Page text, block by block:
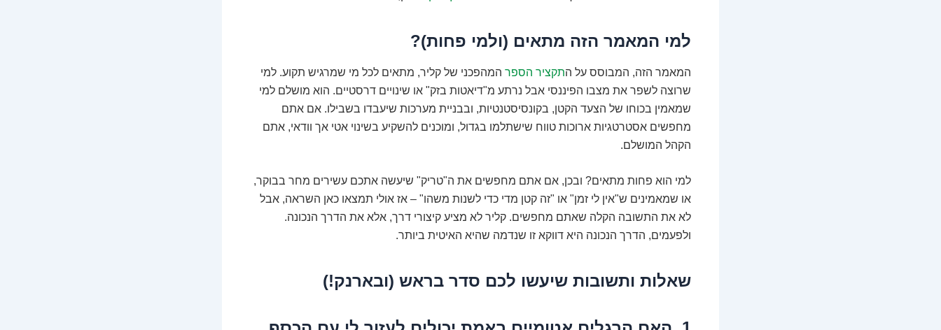
למי המאמר הזה מתאים (ולמי פחות)?
המאמר הזה, המבוסס על התקציר הספר המהפכני של קליר, מתאים לכל מי שמרגיש תקוע. למי
שרוצה לשפר את מצבו הפיננסי אבל נרתע מ"דיאטות בזק" או שינויים דרסטיים. הוא מושלם למי
שמאמין בכוחו של הצעד הקטן, בקונסיסטנטיות, ובבניית מערכות שיעבדו בשבילו. אם אתם
מחפשים אסטרטגיות ארוכות טווח שישתלמו בגדול, ומוכנים להשקיע בשינוי אטי אך וודאי, אתם
הקהל המושלם.
למי הוא פחות מתאים? ובכן, אם אתם מחפשים את ה"טריק" שיעשה אתכם עשירים מחר בבוקר,
או שמאמינים ש"אין לי זמן" או "זה קטן מדי כדי לשנות משהו" – אז אולי תמצאו כאן השראה, אבל
לא את התשובה הקלה שאתם מחפשים. קליר לא מציע קיצורי דרך, אלא את הדרך הנכונה.
ולפעמים, הדרך הנכונה היא דווקא זו שנדמה שהיא האיטית ביותר.
שאלות ותשובות שיעשו לכם סדר בראש (ובארנק!)